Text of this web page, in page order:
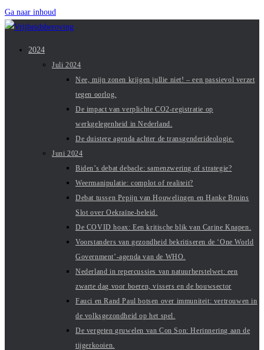
Ga naar inhoud
2024
Juli 2024
Nee, mijn zonen krijgen jullie niet! – een passievol verzet
tegen oorlog.
De impact van verplichte CO2-registratie op
werkgelegenheid in Nederland.
De duistere agenda achter de transgenderideologie.
Juni 2024
Biden’s debat debacle: samenzwering of strategie?
Weermanipulatie: complot of realiteit?
Debat tussen Pepijn van Houwelingen en Hanke Bruins
Slot over Oekraïne-beleid.
De COVID hoax: Een kritische blik van Carine Knapen.
Voorstanders van gezondheid bekritiseren de ‘One World
Government’-agenda van de WHO.
Nederland in repercussies van natuurherstelwet: een
zwarte dag voor boeren, vissers en de bouwsector
Fauci en Rand Paul botsen over immuniteit: vertrouwen in
de volksgezondheid op het spel.
De vergeten gruwelen van Con Son: Herinnering aan de
tijgerkooien.